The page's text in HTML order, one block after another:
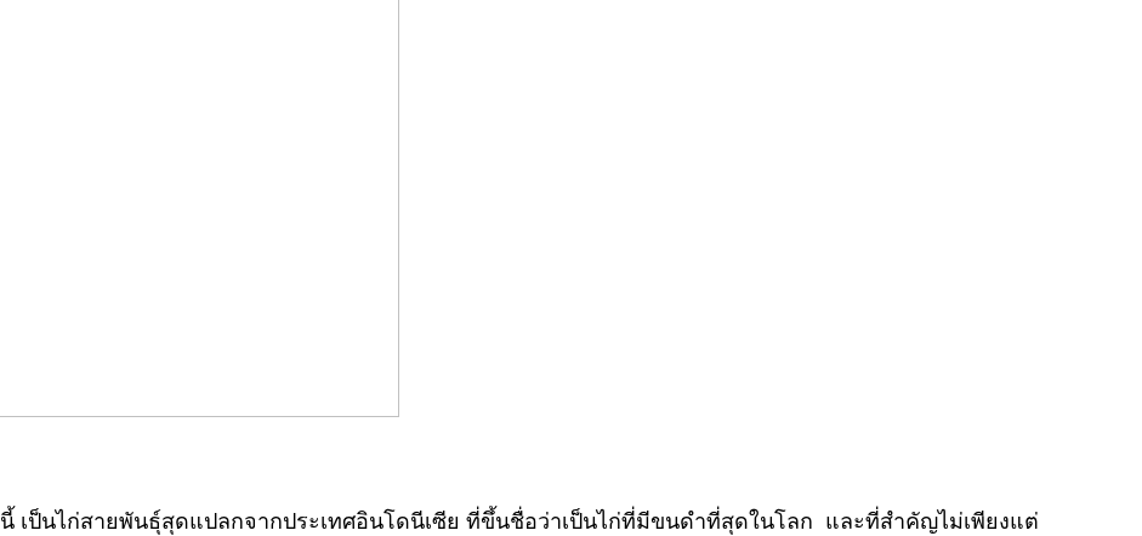
นี้ เป็นไก่สายพันธุ์สุดแปลกจากประเทศอินโดนีเซีย ที่ขึ้นชื่อว่าเป็นไก่ที่มีขนดำที่สุดในโลก และที่สำคัญไม่เพียงแต่